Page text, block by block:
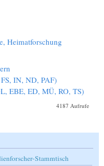
Heimatforschung
IN, ND, PAF)
EBE, ED, MÜ, RO, TS)
4187 Aufrufe
Stammtisch